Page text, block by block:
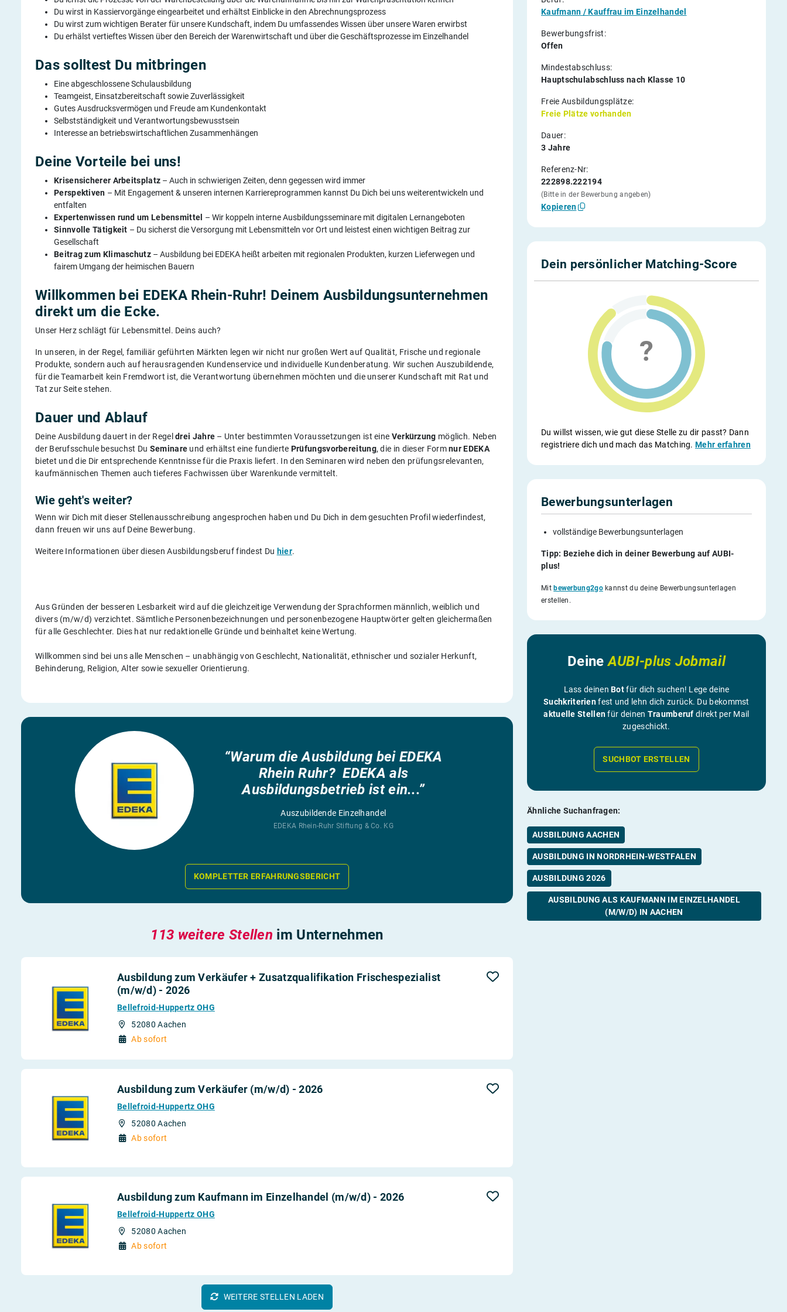
Du wirst in Kassiervorgänge eingearbeitet und erhältst Einblicke in den Abrechnungsprozess
Du wirst zum wichtigen Berater für unsere Kundschaft, indem Du umfassendes Wissen über unsere Waren erwirbst
Du erhälst vertieftes Wissen über den Bereich der Warenwirtschaft und über die Geschäftsprozesse im Einzelhandel
Das solltest Du mitbringen
Eine abgeschlossene Schulausbildung
Teamgeist, Einsatzbereitschaft sowie Zuverlässigkeit
Gutes Ausdrucksvermögen und Freude am Kundenkontakt
Selbstständigkeit und Verantwortungsbewusstsein
Interesse an betriebswirtschaftlichen Zusammenhängen
Deine Vorteile bei uns!
Krisensicherer Arbeitsplatz – Auch in schwierigen Zeiten, denn gegessen wird immer
Perspektiven – Mit Engagement & unseren internen Karriereprogrammen kannst Du Dich bei uns weiterentwickeln und
entfalten
Expertenwissen rund um Lebensmittel – Wir koppeln interne Ausbildungsseminare mit digitalen Lernangeboten
Sinnvolle Tätigkeit – Du sicherst die Versorgung mit Lebensmitteln vor Ort und leistest einen wichtigen Beitrag zur
Gesellschaft
Beitrag zum Klimaschutz– Ausbildung bei EDEKA heißt arbeiten mit regionalen Produkten, kurzen Lieferwegen und
fairem Umgang der heimischen Bauern
Willkommen bei EDEKA Rhein-Ruhr! Deinem Ausbildungsunternehmen
direkt um die Ecke.
Unser Herz schlägt für Lebensmittel. Deins auch?
In unseren, in der Regel, familiär geführten Märkten legen wir nicht nur großen Wert auf Qualität, Frische und regionale
Produkte, sondern auch auf herausragenden Kundenservice und individuelle Kundenberatung. Wir suchen Auszubildende,
für die Teamarbeit kein Fremdwort ist, die Verantwortung übernehmen möchten und die unserer Kundschaft mit Rat und
Tat zur Seite stehen.
Dauer und Ablauf
Deine Ausbildung dauert in der Regeldrei Jahre – Unter bestimmten Voraussetzungen ist eine Verkürzung möglich. Neben
der Berufsschule besuchst Du Seminare und erhältst eine fundierte Prüfungsvorbereitung, die in dieser Formnur EDEKA
bietet und die Dir entsprechende Kenntnisse für die Praxis liefert. In den Seminaren wird neben den prüfungsrelevanten,
kaufmännischen Themen auch tieferes Fachwissen über Warenkunde vermittelt.
Wie geht's weiter?
Wenn wir Dich mit dieser Stellenausschreibung angesprochen haben und Du Dich in dem gesuchten Profil wiederfindest,
dann freuen wir uns auf Deine Bewerbung.
Weitere Informationen über diesen Ausbildungsberuf findest Du hier.
Aus Gründen der besseren Lesbarkeit wird auf die gleichzeitige Verwendung der Sprachformen männlich, weiblich und
divers (m/w/d) verzichtet. Sämtliche Personenbezeichnungen und personenbezogene Hauptwörter gelten gleichermaßen
für alle Geschlechter. Dies hat nur redaktionelle Gründe und beinhaltet keine Wertung.
Willkommen sind bei uns alle Menschen – unabhängig von Geschlecht, Nationalität, ethnischer und sozialer Herkunft,
Behinderung, Religion, Alter sowie sexueller Orientierung.
Kaufmann / Kauffrau im Einzelhandel
Bewerbungsfrist:
Offen
Mindestabschluss:
Hauptschulabschluss nach Klasse 10
Freie Ausbildungsplätze:
Freie Plätze vorhanden
Dauer:
3 Jahre
Referenz-Nr:
222898.222194
(Bitte in der Bewerbung angeben)
Kopieren
Dein persönlicher Matching-Score
Du willst wissen, wie gut diese Stelle zu dir passt? Dann
registriere dich und mach das Matching.Mehr erfahren
Bewerbungsunterlagen
vollständige Bewerbungsunterlagen
Tipp: Beziehe dich in deiner Bewerbung auf AUBI-
plus!
Mitbewerbung2gokannst du deine Bewerbungsunterlagen
erstellen.
DeineAUBI-plus Jobmail
Lass deinenBotfür dich suchen! Lege deine
Suchkriterienfest und lehn dich zurück. Du bekommst
aktuelle Stellenfür deinen Traumberuf direkt per Mail
zugeschickt.
SUCHBOT ERSTELLEN
Ähnliche Suchanfragen:
AUSBILDUNG AACHEN
AUSBILDUNG IN NORDRHEIN-WESTFALEN
AUSBILDUNG 2026
AUSBILDUNG ALS KAUFMANN IM EINZELHANDEL
(M/W/D) IN AACHEN
“Warum die Ausbildung bei EDEKA
Rhein Ruhr? EDEKA als
Ausbildungsbetrieb ist ein...”
Auszubildende Einzelhandel
EDEKA Rhein-Ruhr Stiftung & Co. KG
KOMPLETTER ERFAHRUNGSBERICHT
113 weitere Stellen im Unternehmen
Ausbildung zum Verkäufer + Zusatzqualifikation Frischespezialist
(m/w/d) - 2026
Bellefroid-Huppertz OHG
52080 Aachen
Ab sofort
Ausbildung zum Verkäufer (m/w/d) - 2026
Bellefroid-Huppertz OHG
52080 Aachen
Ab sofort
Ausbildung zum Kaufmann im Einzelhandel (m/w/d) - 2026
Bellefroid-Huppertz OHG
52080 Aachen
Ab sofort
WEITERE STELLEN LADEN